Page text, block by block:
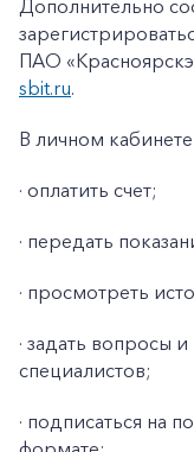
Заказать
Дополнительно
ПАО
sbit.ru.
В личном
· оплатить счет;
· передать
· просмотреть
· задать вопросы
специалистов;
· подписаться на